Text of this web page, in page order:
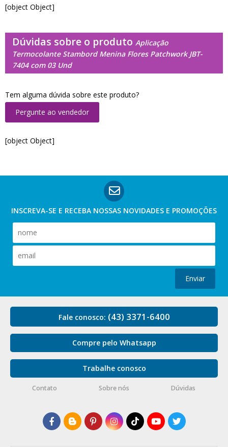
[object Object]
Dúvidas sobre o produto Aplicação
Termocolante Stambord Menina Flores Patchwork JBT-
7404 com 03 Und
Tem alguma dúvida sobre este produto?
Pergunte ao vendedor
[object Object]
INSCREVA-SE E RECEBA NOSSAS NOVIDADES E PROMOÇÕES
Enviar
Fale conosco: (43) 3371-6400
Compre pelo Whatsapp
Trabalhe conosco
Contato Sobre nós Dúvidas